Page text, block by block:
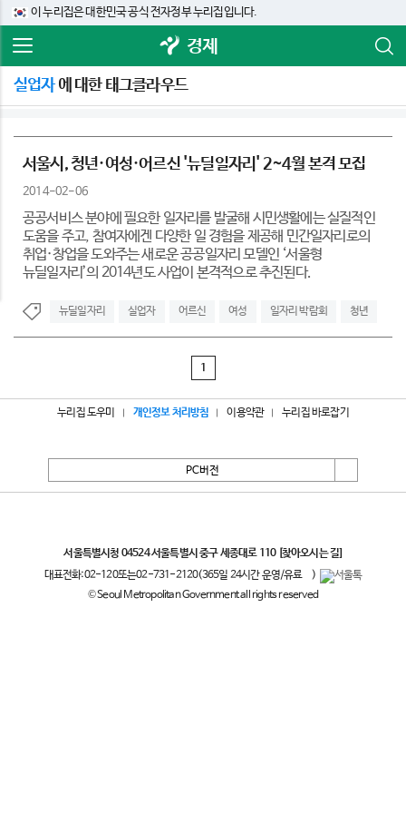
이 누리집은 대한민국 공식 전자정부 누리집입니다.
경제
실업자에 대한 태그클라우드
서울시, 청년·여성·어르신 '뉴딜일자리' 2~4월 본격 모집
2014-02-06
공공서비스 분야에 필요한 일자리를 발굴해 시민생활에는 실질적인
도움을 주고, 참여자에겐 다양한 일 경험을 제공해 민간일자리로의
취업·창업을 도와주는 새로운 공공일자리 모델인 ‘서울형
뉴딜일자리’의 2014년도 사업이 본격적으로 추진된다.
뉴딜일자리 실업자 어르신 여성 일자리 박람회 청년
1
누리집 도우미 개인정보 처리방침 이용약관 누리집 바로잡기
PC버전
서울특별시청 04524 서울특별시 중구 세종대로 110 [찾아오시는 길]
대표전화:02-120또는02-731-2120(365일 24시간 운영/유료
)
© Seoul Metropolitan Government all rights reserved